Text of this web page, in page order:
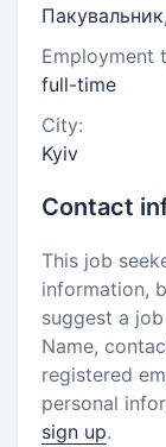
Employment
full-time
City:
Kyiv
Contact
This job
information,
suggest a
Name,
registered
personal
sign up.